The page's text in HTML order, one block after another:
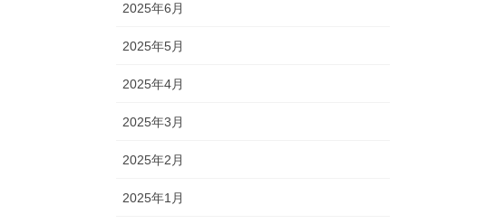
2025年6月
2025年5月
2025年4月
2025年3月
2025年2月
2025年1月